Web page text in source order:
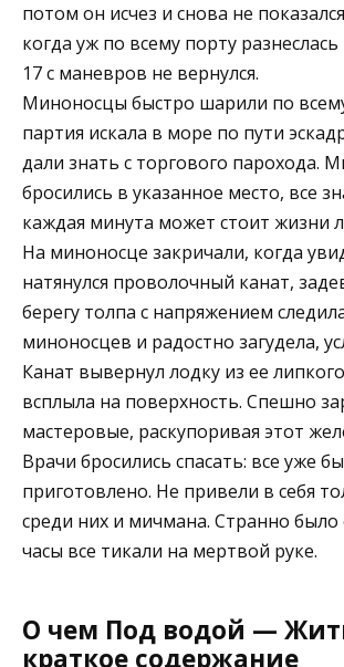
потом он исчез и снова не
когда уж по всему порту
17 с маневров не вернулся.
Миноносцы быстро шарили по
партия искала в море по пути
дали знать с торгового парохода.
бросились в указанное место, все
каждая минута может стоит жизни
На миноносце закричали, когда
натянулся проволочный канат,
берегу толпа с напряжением
миноносцев и радостно загудела,
Канат вывернул лодку из ее
всплыла на поверхность. Спешно
мастеровые, раскупоривая этот
Врачи бросились спасать: все уже
приготовлено. Не привели в себя
среди них и мичмана. Странно
часы все тикали на мертвой руке.
О чем Под водой —
краткое содержание